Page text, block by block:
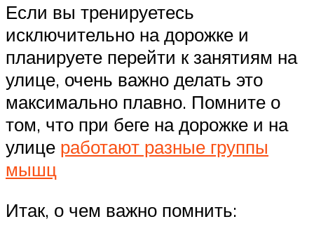
Если вы тренируетесь
исключительно на дорожке и
планируете перейти к занятиям на
улице, очень важно делать это
максимально плавно. Помните о
том, что при беге на дорожке и на
улице работают разные группы
мышц
Итак, о чем важно помнить: